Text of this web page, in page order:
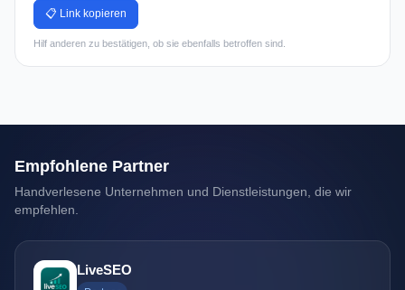
📋 Link kopieren
Hilf anderen zu bestätigen, ob sie ebenfalls betroffen sind.
Empfohlene Partner
Handverlesene Unternehmen und Dienstleistungen, die wir
empfehlen.
LiveSEO